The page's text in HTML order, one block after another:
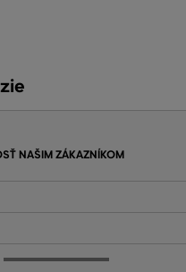
NAŠIM ZÁKAZNÍKOM